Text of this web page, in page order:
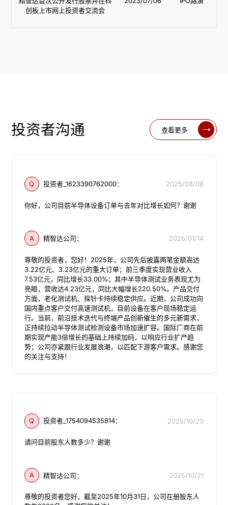
创板上市网上投资者交流会
投资者沟通 查看更多
Q 投资者_1623390762000： 2025/08/08
你好，公司目前半导体设备订单与去年对比增长如何？谢谢
A 精智达公司： 2026/01/14
尊敬的投资者，您好！2025年，公司先后披露两笔金额高达
3.22亿元、3.23亿元的重大订单；前三季度实现营业收入
7.53亿元，同比增长33.00%；其中半导体测试业务表现尤为
亮眼，营收达4.23亿元，同比大幅增长220.50%。产品交付
方面，老化测试机、探针卡持续稳定供应。近期，公司成功向
国内重点客户交付高速测试机，目前设备在客户现场稳定运
行。当前，前沿技术迭代与终端产品创新催生的多元新需求，
正持续拉动半导体测试检测设备市场加速扩容。国际厂商在前
期实现产能3倍增长的基础上持续加码，以响应行业扩产趋
势；公司亦紧跟行业发展浪潮，以匹配下游客户需求。感谢您
的关注与支持！
Q 投资者_1754094535814： 2025/10/20
请问目前股东人数多少？谢谢
A 精智达公司： 2025/10/21
尊敬的投资者您好，截至2025年10月31日，公司在册股东人